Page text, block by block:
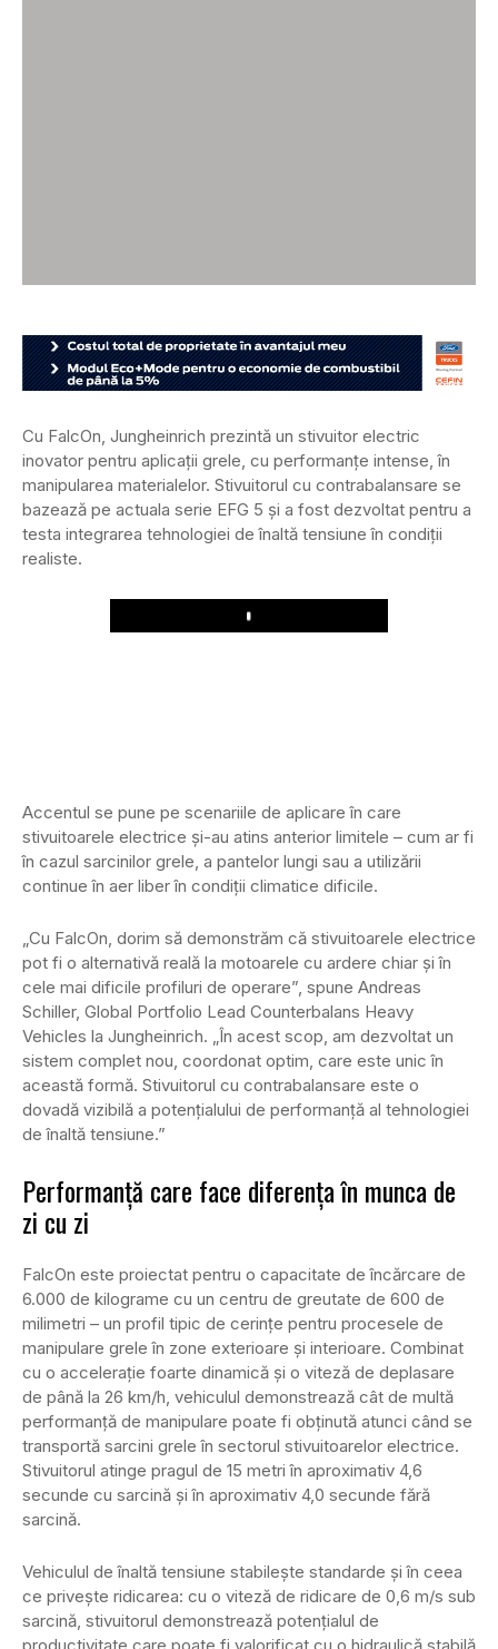
Cu FalcOn, Jungheinrich prezintă un stivuitor electric
inovator pentru aplicații grele, cu performanțe intense, în
manipularea materialelor. Stivuitorul cu contrabalansare se
bazează pe actuala serie EFG 5 și a fost dezvoltat pentru a
testa integrarea tehnologiei de înaltă tensiune în condiții
realiste.
Play
Accentul se pune pe scenariile de aplicare în care
stivuitoarele electrice și-au atins anterior limitele – cum ar fi
în cazul sarcinilor grele, a pantelor lungi sau a utilizării
continue în aer liber în condiții climatice dificile.
„Cu FalcOn, dorim să demonstrăm că stivuitoarele electrice
pot fi o alternativă reală la motoarele cu ardere chiar și în
cele mai dificile profiluri de operare”, spune Andreas
Schiller, Global Portfolio Lead Counterbalans Heavy
Vehicles la Jungheinrich. „În acest scop, am dezvoltat un
sistem complet nou, coordonat optim, care este unic în
această formă. Stivuitorul cu contrabalansare este o
dovadă vizibilă a potențialului de performanță al tehnologiei
de înaltă tensiune.”
Performanță care face diferența în munca de
zi cu zi
FalcOn este proiectat pentru o capacitate de încărcare de
6.000 de kilograme cu un centru de greutate de 600 de
milimetri – un profil tipic de cerințe pentru procesele de
manipulare grele în zone exterioare și interioare. Combinat
cu o accelerație foarte dinamică și o viteză de deplasare
de până la 26 km/h, vehiculul demonstrează cât de multă
performanță de manipulare poate fi obținută atunci când se
transportă sarcini grele în sectorul stivuitoarelor electrice.
Stivuitorul atinge pragul de 15 metri în aproximativ 4,6
secunde cu sarcină și în aproximativ 4,0 secunde fără
sarcină.
Vehiculul de înaltă tensiune stabilește standarde și în ceea
ce privește ridicarea: cu o viteză de ridicare de 0,6 m/s sub
sarcină, stivuitorul demonstrează potențialul de